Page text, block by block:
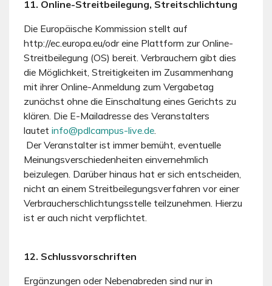
11. Online-Streitbeilegung, Streitschlichtung
Die Europäische Kommission stellt auf
http://ec.europa.eu/odr eine Plattform zur Online-
Streitbeilegung (OS) bereit. Verbrauchern gibt dies
die Möglichkeit, Streitigkeiten im Zusammenhang
mit ihrer Online-Anmeldung zum Vergabetag
zunächst ohne die Einschaltung eines Gerichts zu
klären. Die E-Mailadresse des Veranstalters
lautet info@pdlcampus-live.de
Der Veranstalter ist immer bemüht, eventuelle
Meinungsverschiedenheiten einvernehmlich
beizulegen. Darüber hinaus hat er sich entscheiden,
nicht an einem Streitbeilegungsverfahren vor einer
Verbraucherschlichtungsstelle teilzunehmen. Hierzu
ist er auch nicht verpflichtet.
12. Schlussvorschriften
Ergänzungen oder Nebenabreden sind nur in